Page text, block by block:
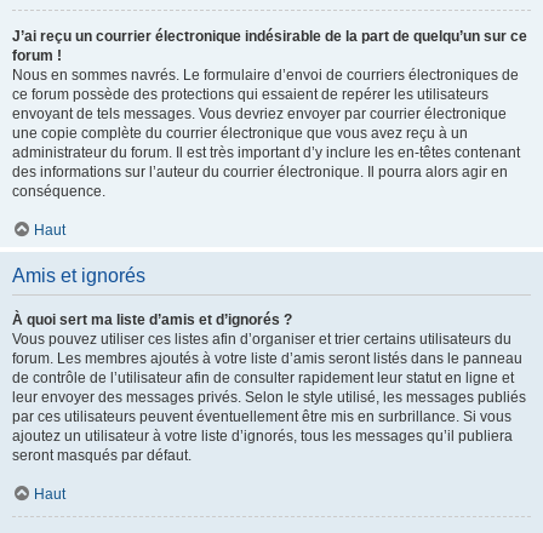
J’ai reçu un courrier électronique indésirable de la part de quelqu’un sur ce
forum !
Nous en sommes navrés. Le formulaire d’envoi de courriers électroniques de
ce forum possède des protections qui essaient de repérer les utilisateurs
envoyant de tels messages. Vous devriez envoyer par courrier électronique
une copie complète du courrier électronique que vous avez reçu à un
administrateur du forum. Il est très important d’y inclure les en-têtes contenant
des informations sur l’auteur du courrier électronique. Il pourra alors agir en
conséquence.
Haut
Amis et ignorés
À quoi sert ma liste d’amis et d’ignorés ?
Vous pouvez utiliser ces listes afin d’organiser et trier certains utilisateurs du
forum. Les membres ajoutés à votre liste d’amis seront listés dans le panneau
de contrôle de l’utilisateur afin de consulter rapidement leur statut en ligne et
leur envoyer des messages privés. Selon le style utilisé, les messages publiés
par ces utilisateurs peuvent éventuellement être mis en surbrillance. Si vous
ajoutez un utilisateur à votre liste d’ignorés, tous les messages qu’il publiera
seront masqués par défaut.
Haut